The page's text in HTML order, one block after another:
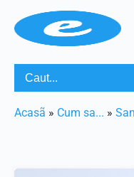
Acasã » Cum sa... »